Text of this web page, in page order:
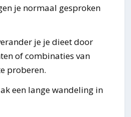
je normaal gesproken
je je dieet door
of combinaties van
proberen.
een lange wandeling in